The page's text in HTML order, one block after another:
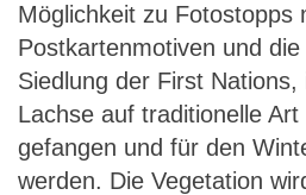
Möglichkeit zu Fotostopps
Postkartenmotiven und
Siedlung der First
Lachse auf traditionelle
gefangen und für den
werden. Die Vegetation